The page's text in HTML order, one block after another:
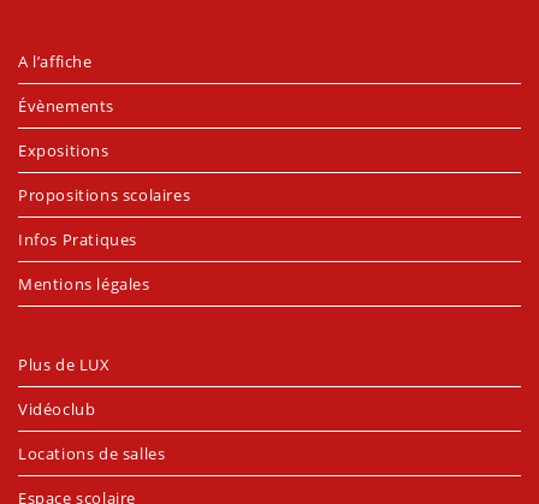
A l’affiche
Évènements
Expositions
Propositions scolaires
Infos Pratiques
Mentions légales
Plus de LUX
Vidéoclub
Locations de salles
Espace scolaire